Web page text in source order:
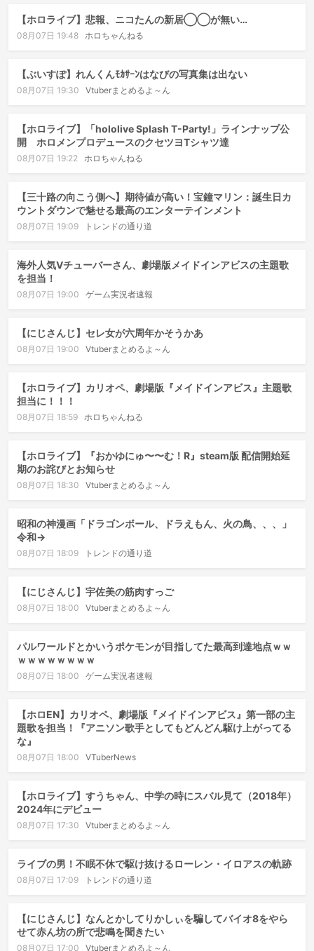
【ホロライブ】悲報、ニコたんの新居◯◯が無い…
08月07日 19:48 ホロちゃんねる
【ぶいすぽ】れんくんﾓｶｻｰﾝはなびの写真集は出ない
08月07日 19:30 Vtuberまとめるよ～ん
【ホロライブ】「hololive Splash T-Party!」ラインナップ公
開 ホロメンプロデュースのクセツヨTシャツ達
08月07日 19:22 ホロちゃんねる
【三十路の向こう側へ】期待値が高い！宝鐘マリン：誕生日カ
ウントダウンで魅せる最高のエンターテインメント
08月07日 19:09 トレンドの通り道
海外人気Vチューバーさん、劇場版メイドインアビスの主題歌
を担当！
08月07日 19:00 ゲーム実況者速報
【にじさんじ】セレ女が六周年かそうかあ
08月07日 19:00 Vtuberまとめるよ～ん
【ホロライブ】カリオペ、劇場版『メイドインアビス』主題歌
担当に！！！
08月07日 18:59 ホロちゃんねる
【ホロライブ】『おかゆにゅ〜〜む！R』steam版 配信開始延
期のお詫びとお知らせ
08月07日 18:30 Vtuberまとめるよ～ん
昭和の神漫画「ドラゴンボール、ドラえもん、火の鳥、、、」
令和→
08月07日 18:09 トレンドの通り道
【にじさんじ】宇佐美の筋肉すっご
08月07日 18:00 Vtuberまとめるよ～ん
パルワールドとかいうポケモンが目指してた最高到達地点ｗｗ
ｗｗｗｗｗｗｗｗ
08月07日 18:00 ゲーム実況者速報
【ホロEN】カリオペ、劇場版『メイドインアビス』第一部の主
題歌を担当！『アニソン歌手としてもどんどん駆け上がってる
な』
08月07日 18:00 VTuberNews
【ホロライブ】すうちゃん、中学の時にスバル見て（2018年）
2024年にデビュー
08月07日 17:30 Vtuberまとめるよ～ん
ライブの男！不眠不休で駆け抜けるローレン・イロアスの軌跡
08月07日 17:09 トレンドの通り道
【にじさんじ】なんとかしてりかしぃを騙してバイオ8をやら
せて赤ん坊の所で悲鳴を聞きたい
08月07日 17:00 Vtuberまとめるよ～ん